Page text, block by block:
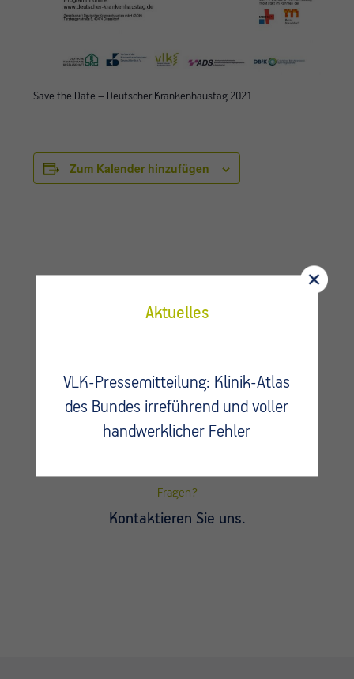
Save the Date – Deutscher Krankenhaustag 2021
Zum Kalender hinzufügen
Fragen?
Kontaktieren Sie uns.
Aktuelles
VLK-Pressemitteilung: Klinik-Atlas
des Bundes irreführend und voller
handwerklicher Fehler